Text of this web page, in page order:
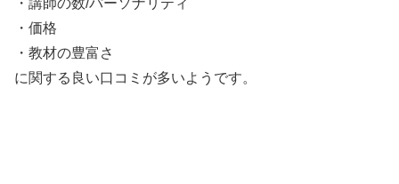
・講師の数/パーソナリティ
・価格
・教材の豊富さ
に関する良い口コミが多いようです。